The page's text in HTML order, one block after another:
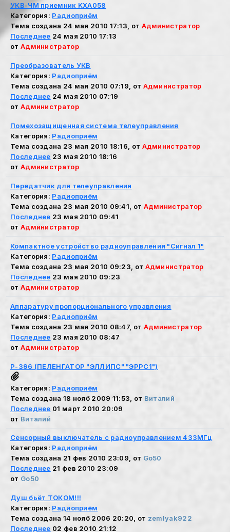
УКВ-ЧМ приемник KXA058
Категория: Радиоприём
Тема создана 24 мая 2010 17:13, от Администратор
Последнее 24 мая 2010 17:13
от Администратор
Преобразователь УКВ
Категория: Радиоприём
Тема создана 24 мая 2010 07:19, от Администратор
Последнее 24 мая 2010 07:19
от Администратор
Помехозащищенная система телеуправления
Категория: Радиоприём
Тема создана 23 мая 2010 18:16, от Администратор
Последнее 23 мая 2010 18:16
от Администратор
Передатчик для телеуправления
Категория: Радиоприём
Тема создана 23 мая 2010 09:41, от Администратор
Последнее 23 мая 2010 09:41
от Администратор
Компактное устройство радиоуправления "Сигнал 1"
Категория: Радиоприём
Тема создана 23 мая 2010 09:23, от Администратор
Последнее 23 мая 2010 09:23
от Администратор
Аппаратуру пропорционального управления
Категория: Радиоприём
Тема создана 23 мая 2010 08:47, от Администратор
Последнее 23 мая 2010 08:47
от Администратор
Р-396 (ПЕЛЕНГАТОР "ЭЛЛИПС" "ЭРРС1")
Категория: Радиоприём
Тема создана 18 нояб 2009 11:53, от Виталий
Последнее 01 март 2010 20:09
от Виталий
Сенсорный выключатель с радиоуправлением 433МГц
Категория: Радиоприём
Тема создана 21 фев 2010 23:09, от Go50
Последнее 21 фев 2010 23:09
от Go50
Душ бьёт ТОКОМ!!!
Категория: Радиоприём
Тема создана 14 нояб 2006 20:20, от zemlyak922
Последнее 02 фев 2010 21:12